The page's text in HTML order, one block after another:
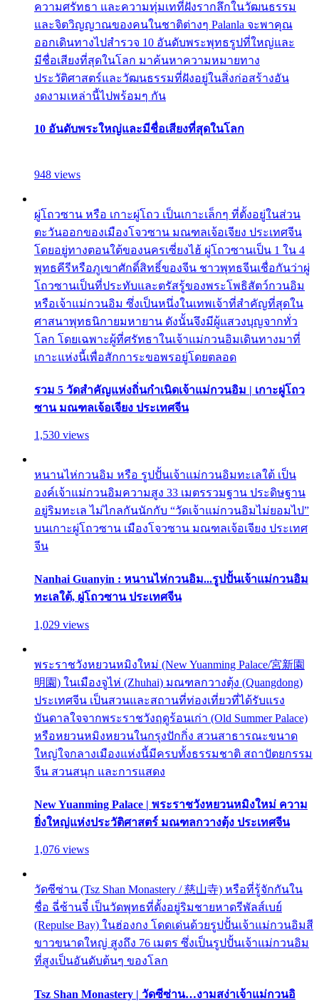
ความศรัทธา และความทุ่มเทที่ฝังรากลึกในวัฒนธรรม
และจิตวิญญาณของคนในชาติต่างๆ Palanla จะพาคุณ
ออกเดินทางไปสำรวจ 10 อันดับพระพุทธรูปที่ใหญ่และ
มีชื่อเสียงที่สุดในโลก มาค้นหาความหมายทาง
ประวัติศาสตร์และวัฒนธรรมที่ฝังอยู่ในสิ่งก่อสร้างอัน
งดงามเหล่านี้ไปพร้อมๆ กัน
10 อันดับพระใหญ่และมีชื่อเสียงที่สุดในโลก
948 views
ผู่โถวซาน หรือ เกาะผู่โถว เป็นเกาะเล็กๆ ที่ตั้งอยู่ในส่วน
ตะวันออกของเมืองโจวซาน มณฑลเจ้อเจียง ประเทศจีน
โดยอยู่ทางตอนใต้ของนครเซี่ยงไฮ้ ผู่โถวซานเป็น 1 ใน 4
พุทธคีรีหรือภูเขาศักดิ์สิทธิ์ของจีน ชาวพุทธจีนเชื่อกันว่าผู่
โถวซานเป็นที่ประทับและตรัสรู้ของพระโพธิสัตว์กวนอิม
หรือเจ้าแม่กวนอิม ซึ่งเป็นหนึ่งในเทพเจ้าที่สำคัญที่สุดใน
ศาสนาพุทธนิกายมหายาน ดังนั้นจึงมีผู้แสวงบุญจากทั่ว
โลก โดยเฉพาะผู้ที่ศรัทธาในเจ้าแม่กวนอิมเดินทางมาที่
เกาะแห่งนี้เพื่อสักการะขอพรอยู่โดยตลอด
รวม 5 วัดสำคัญแห่งถิ่นกำเนิดเจ้าแม่กวนอิม | เกาะผู่โถว
ซาน มณฑลเจ้อเจียง ประเทศจีน
1,530 views
หนานไห่กวนอิม หรือ รูปปั้นเจ้าแม่กวนอิมทะเลใต้ เป็น
องค์เจ้าแม่กวนอิมความสูง 33 เมตรรวมฐาน ประดิษฐาน
อยู่ริมทะเล ไม่ไกลกันนักกับ “วัดเจ้าแม่กวนอิมไม่ยอมไป”
บนเกาะผู่โถวซาน เมืองโจวซาน มณฑลเจ้อเจียง ประเทศ
จีน
Nanhai Guanyin : หนานไห่กวนอิม...รูปปั้นเจ้าแม่กวนอิม
ทะเลใต้, ผู่โถวซาน ประเทศจีน
1,029 views
พระราชวังหยวนหมิงใหม่ (New Yuanming Palace/宮新園
明園) ในเมืองจูไห่ (Zhuhai) มณฑลกวางตุ้ง (Quangdong)
ประเทศจีน เป็นสวนและสถานที่ท่องเที่ยวที่ได้รับแรง
บันดาลใจจากพระราชวังฤดูร้อนเก่า (Old Summer Palace)
หรือหยวนหมิงหยวนในกรุงปักกิ่ง สวนสาธารณะขนาด
ใหญ่ใจกลางเมืองแห่งนี้มีครบทั้งธรรมชาติ สถาปัตยกรรม
จีน สวนสนุก และการแสดง
New Yuanming Palace | พระราชวังหยวนหมิงใหม่ ความ
ยิ่งใหญ่แห่งประวัติศาสตร์ มณฑลกวางตุ้ง ประเทศจีน
1,076 views
วัดซีซ่าน (Tsz Shan Monastery / 慈山寺) หรือที่รู้จักกันใน
ชื่อ ฉี่ซ้านจี๋ เป็นวัดพุทธที่ตั้งอยู่ริมชายหาดรีพัลส์เบย์
(Repulse Bay) ในฮ่องกง โดดเด่นด้วยรูปปั้นเจ้าแม่กวนอิมสี
ขาวขนาดใหญ่ สูงถึง 76 เมตร ซึ่งเป็นรูปปั้นเจ้าแม่กวนอิม
ที่สูงเป็นอันดับต้นๆ ของโลก
Tsz Shan Monastery | วัดซีซ่าน…งามสง่าเจ้าแม่กวนอิ